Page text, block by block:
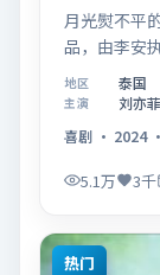
月光熨不平
品，由李安
演，于2024
迟疑与勇敢
有张力，节
度强化了类
间，适合关
地区 泰国
主演
刘亦
喜剧 · 2024·
5.1万 3千
热门